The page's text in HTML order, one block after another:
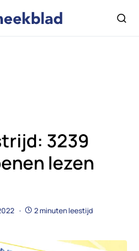
3239
lezen
2 minuten leestijd